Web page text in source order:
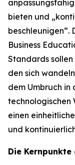
bieten und
beschleunigen“.
Business
Standards
den sich
dem Umbruch in
technologischen
einen
und
Die